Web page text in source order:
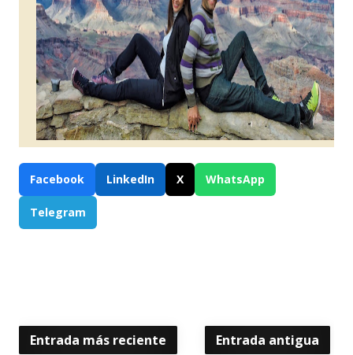
Facebook LinkedIn X WhatsApp
Telegram
Entrada más reciente Entrada antigua